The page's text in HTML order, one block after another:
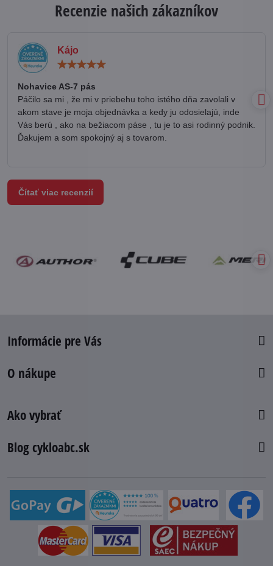
Recenzie našich zákazníkov
Kájo
Nohavice AS-7 pás
Páčilo sa mi , že mi v priebehu toho istého dňa zavolali v
akom stave je moja objednávka a kedy ju odosielajú, inde
Vás berú , ako na bežiacom páse , tu je to asi rodinný podnik.
Ďakujem a som spokojný aj s tovarom.
Čítať viac recenzií
Informácie pre Vás
O nákupe
Ako vybrať
Blog cykloabc.sk